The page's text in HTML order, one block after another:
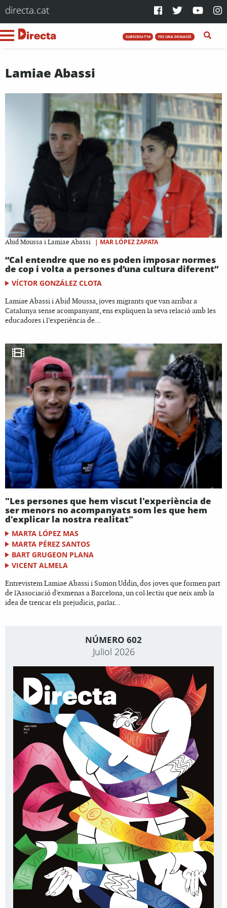
directa.cat
SUBSCRIU-T'HI FES UNA DONACIÓ
Lamiae Abassi
Abid Moussa i Lamiae Abassi | MAR LÓPEZ ZAPATA
“Cal entendre que no es poden imposar normes
de cop i volta a persones d’una cultura diferent”
VÍCTOR GONZÁLEZ CLOTA
Lamiae Abassi i Abid Moussa, joves migrants que van arribar a
Catalunya sense acompanyant, ens expliquen la seva relació amb les
educadores i l’experiència de...
"Les persones que hem viscut l'experiència de
ser menors no acompanyats som les que hem
d'explicar la nostra realitat"
MARTA LÓPEZ MAS
MARTA PÉREZ SANTOS
BART GRUGEON PLANA
VICENT ALMELA
Entrevistem Lamiae Abassi i Sumon Uddin, dos joves que formen part
de l'Associació d'exmenas a Barcelona, un col·lectiu que neix amb la
idea de trencar els prejudicis, parlar...
NÚMERO 602
Juliol 2026